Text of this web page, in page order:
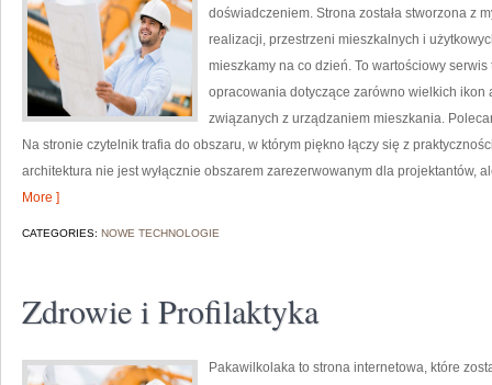
doświadczeniem. Strona została stworzona z
realizacji, przestrzeni mieszkalnych i
mieszkamy na co dzień. To wartościowy
opracowania dotyczące zarówno wielkich ikon
związanych z urządzaniem mieszkania.
Na stronie czytelnik trafia do obszaru, w którym piękno łączy się z
architektura nie jest wyłącznie obszarem zarezerwowanym dla projektantów,
More ]
CATEGORIES: NOWE TECHNOLOGIE
Zdrowie i Profilaktyka
Pakawilkolaka to strona internetowa, które